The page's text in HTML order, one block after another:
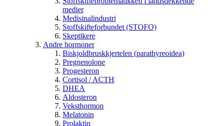
medier
Medisinalindustri
Stoffskifteforbundet (STOFO)
Skeptikere
Andre hormoner
Biskjoldbruskkjertelen (parathyreoidea)
Pregnenolone
Progesteron
Cortisol / ACTH
DHEA
Aldosteron
Veksthormon
Melatonin
Prolaktin